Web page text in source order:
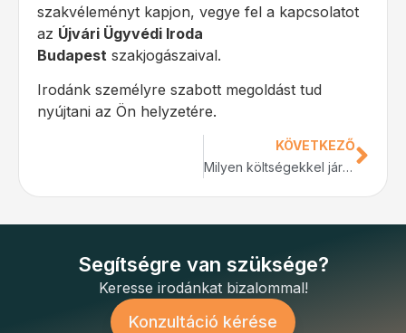
szakvéleményt kapjon, vegye fel a kapcsolatot
az Újvári Ügyvédi Iroda
Budapest szakjogászaival.
Irodánk személyre szabott megoldást tud
nyújtani az Ön helyzetére.
KÖVETKEZŐ
Milyen költségekkel jár a végrehajtási eljárás, és ki fizeti azokat?
Segítségre van szüksége?
Keresse irodánkat bizalommal!
Konzultáció kérése